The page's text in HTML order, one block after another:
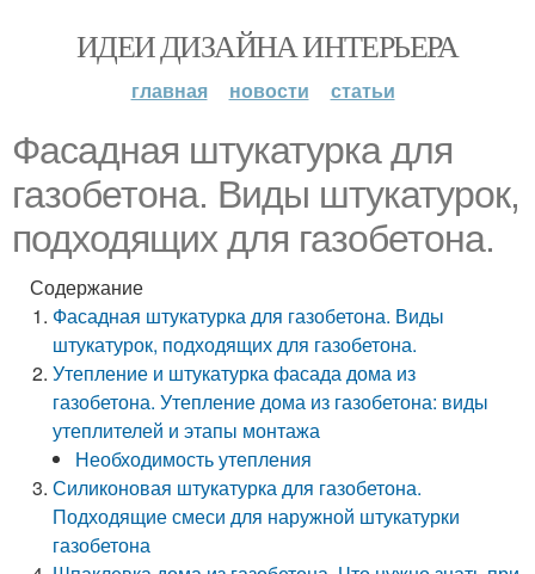
ИДЕИ ДИЗАЙНА ИНТЕРЬЕРА
главная новости статьи
Фасадная штукатурка для
газобетона. Виды штукатурок,
подходящих для газобетона.
Содержание
Фасадная штукатурка для газобетона. Виды
штукатурок, подходящих для газобетона.
Утепление и штукатурка фасада дома из
газобетона. Утепление дома из газобетона: виды
утеплителей и этапы монтажа
Необходимость утепления
Силиконовая штукатурка для газобетона.
Подходящие смеси для наружной штукатурки
газобетона